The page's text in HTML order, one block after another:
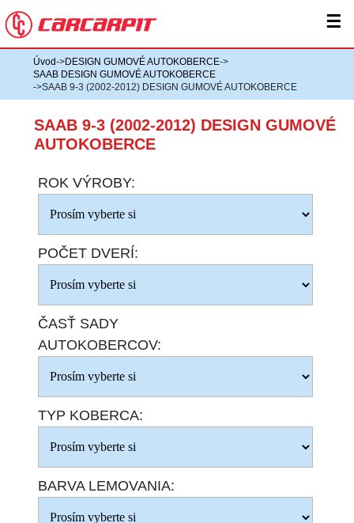
☰
Úvod->DESIGN GUMOVÉ AUTOKOBERCE->
SAAB DESIGN GUMOVÉ AUTOKOBERCE
->SAAB 9-3 (2002-2012) DESIGN GUMOVÉ AUTOKOBERCE
SAAB 9-3 (2002-2012) DESIGN GUMOVÉ
AUTOKOBERCE
ROK VÝROBY:
POČET DVERÍ:
ČASŤ SADY
AUTOKOBERCOV:
TYP KOBERCA:
BARVA LEMOVANIA: